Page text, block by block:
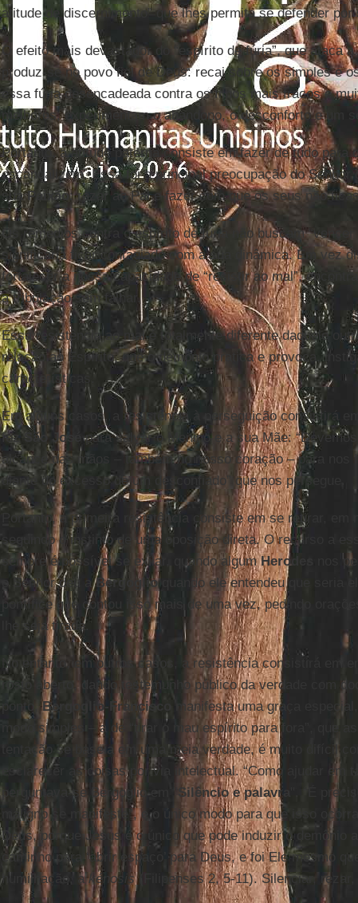
atitude de discernimento” que lhes permita se defender por
O efeito mais devastador do “espírito de fúria”, que ataca
produz-se no povo fiel de Deus: recai sobre os simples e
essa fúria desencadeada contra os filhos mais fracos e
melhores, experimentam o abandono, o desconforto e um
Portanto, a atitude paterna consiste em fazer de tudo para
escandalizem. Essa foi a principal preocupação do Senhor
suaPaixão: rezar ao Pai e fazer com que os seus não
Os remédios contra o espírito de fúria não buscam
significaria ficar contagiado com a sua dinâmica. Em vez
fortalecer a nossa capacidade de “resistir ao mal”,
a tribulação sem falhar.
Essa resistência ao mal é totalmente diferente daquele
relação ao Espírito, que o demônio pratica e provoca,
características.
Em alguns casos, a resistência à perseguição consistirá
fezSão José
para salvar o Menino e a sua Mãe: “Devemos
alcance das mãos – também no nosso coração – para nos
diante do excesso de um desconfiado” que nos persegue.
Portanto, a primeira resistência consiste em se retirar, em
seguindo o instinto de uma oposição direta. O recurso a
sempre é possível se exilar, quando algumHerodes
nos
o Senhor deu aBergoglioquando ele entendeu que seria
pontífice que contou isso mais de uma vez, pedindo
lhe seja tirada.
No entanto, em outros casos, a resistência consistirá em
rosto aberto, dando testemunho público da verdade com
ponto,Bergoglio-Francisco
manifesta uma graça
modo simples – a de “tirar o mau espírito para fora”, que
tentação se baseia em uma meia verdade, é muito difícil
esclarecer as coisas por via intelectual. “Como ajudar em
perguntava-se Bergoglio em " Silêncio e palavra
". “É
maligno se manifeste”, e o único modo para que isso
Deus, porque Jesus é o único que pode induzir o demônio
caminho para ‘abrir espaço’ para Deus, e foi Ele mesmo
humilhação, akénosis(Filipenses 2, 5-11). Silenciar, rezar,